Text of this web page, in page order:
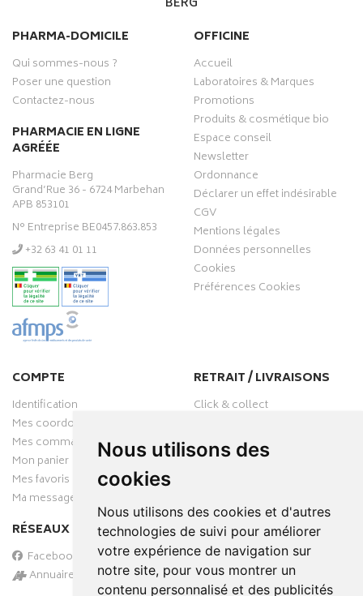
Nous utilisons des
cookies
Nous utilisons des cookies et d'autres
technologies de suivi pour améliorer
votre expérience de navigation sur
notre site, pour vous montrer un
contenu personnalisé et des publicités
PHARMA-DOMICILE
Qui sommes-nous ?
Poser une question
Contactez-nous
PHARMACIE EN LIGNE
AGRÉÉE
Pharmacie Berg
Grand’Rue 36 - 6724 Marbehan
APB 853101
N° Entreprise BE0457.863.853
‭+32 63 41 01 11‬
OFFICINE
Accueil
Laboratoires & Marques
Promotions
Produits & cosmétique bio
Espace conseil
Newsletter
Ordonnance
Déclarer un effet indésirable
CGV
Mentions légales
Données personnelles
Cookies
Préférences Cookies
COMPTE
Identification
Mes coordonnées
Mes commandes
Mon panier
Mes favoris
Ma messagerie
RÉSEAUX SOCIAUX
Facebook
Annuaire des pharmacies
RETRAIT / LIVRAISONS
Click & collect